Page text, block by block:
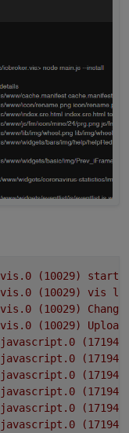
vis.0 (10029)
vis.0 (10029) vis
vis.0 (10029)
vis.0 (10029)
Upload
javascript.0
(17194)
javascript.0
(17194)
javascript.0
(17194)
javascript.0
(17194)
javascript.0
(17194)
javascript.0
(17194)